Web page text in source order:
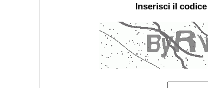
Inserisci il